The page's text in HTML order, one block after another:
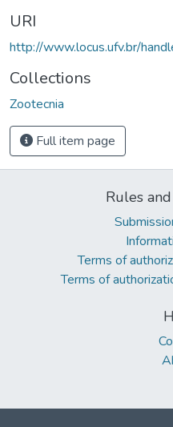
URI
http://www.locus.ufv.br/
Collections
Zootecnia
Full item page
Rules
Terms of
Terms of